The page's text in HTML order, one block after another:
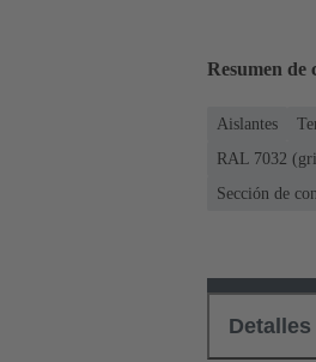
Resumen de
Aislantes
RAL 7032
Sección de